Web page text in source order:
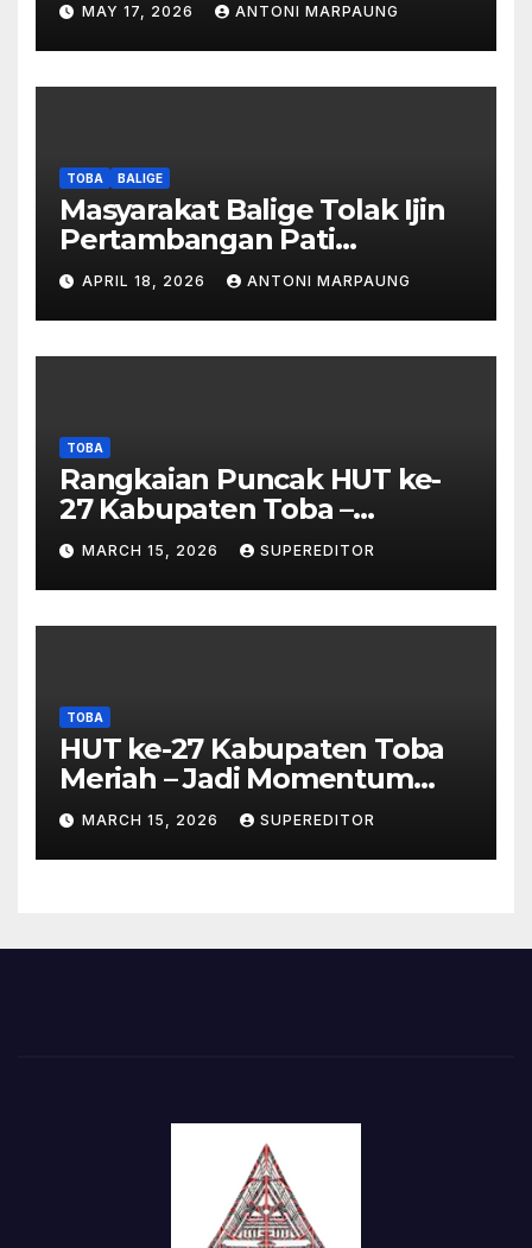
Manurung : Tambang Tidak
Berada Di DTA – Frengki
Pardede : Kami Tidak Miliki
Dipalsukan
MAY 17, 2026 ANTONI MARPAUNG
TOBA BALIGE
Masyarakat Balige Tolak Ijin
Pertambangan Pati
Simanjuntak – btc Akan
Investigasi Proses Perijinan
APRIL 18, 2026 ANTONI MARPAUNG
TOBA
Rangkaian Puncak HUT ke-
27 Kabupaten Toba –
Panjatkan Doa Untuk
Kesejahteraan
MARCH 15, 2026 SUPEREDITOR
TOBA
HUT ke-27 Kabupaten Toba
Meriah – Jadi Momentum
Perkuat Sinergi
Pembangunan Kawasan
Danau Toba
MARCH 15, 2026 SUPEREDITOR